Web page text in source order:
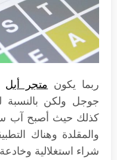
ربما يكونمتجر أبل
جوجل ولكن بالنسبة
كذلك حيث أصبح آب
والمقلدة وهناك
شراء استغلالية